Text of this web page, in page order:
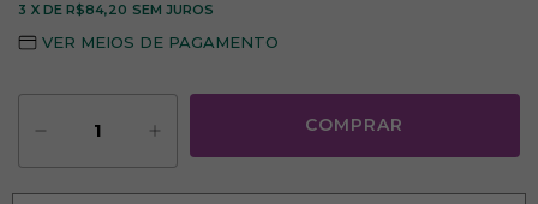
3 X DE R$84,20 SEM JUROS
VER MEIOS DE PAGAMENTO